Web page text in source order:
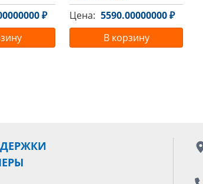
₽
Цена: 5590.00000000 ₽
В корзину